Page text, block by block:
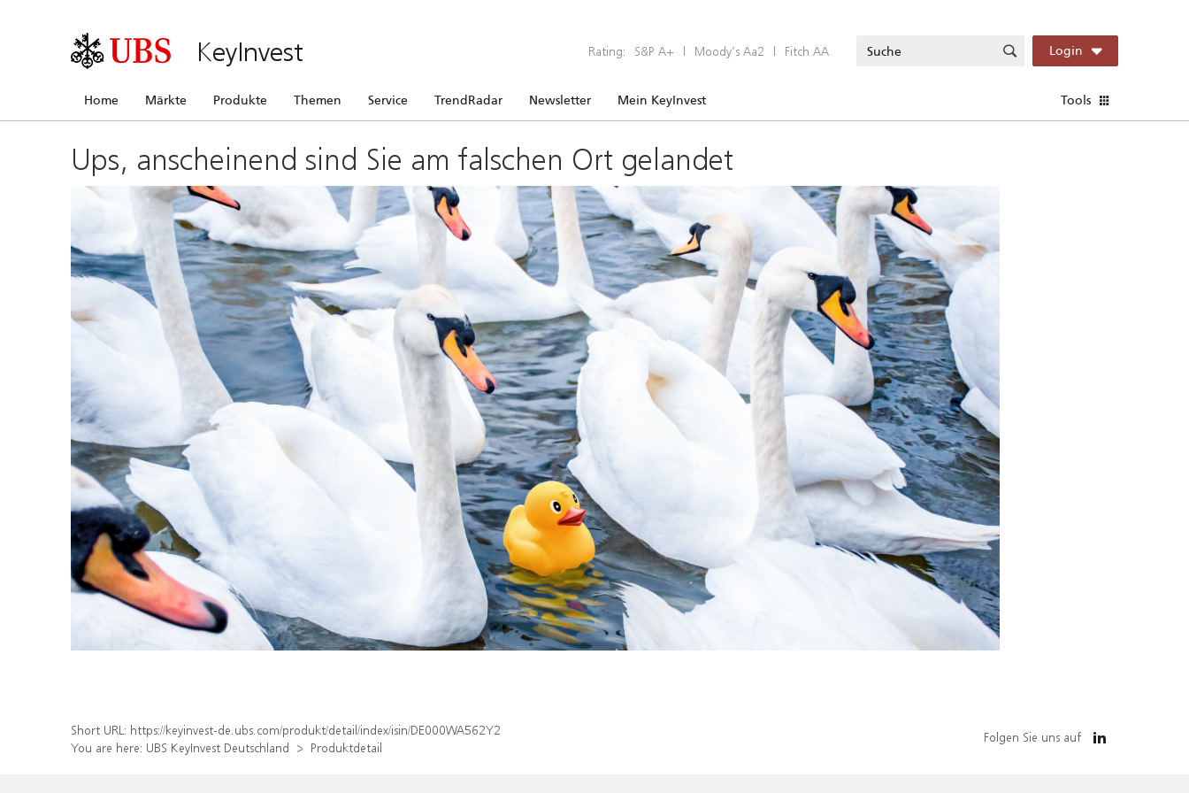
KeyInvest Rating: S&P A+ | Moody’s Aa2 | Fitch AA Login
Home Märkte Produkte Themen Service TrendRadar Newsletter Mein KeyInvest Tools
Ups, anscheinend sind Sie am falschen Ort gelandet
Short URL: https://keyinvest-de.ubs.com/produkt/detail/index/isin/DE000WA562Y2
You are here: UBS KeyInvest Deutschland Produktdetail
Folgen Sie uns auf